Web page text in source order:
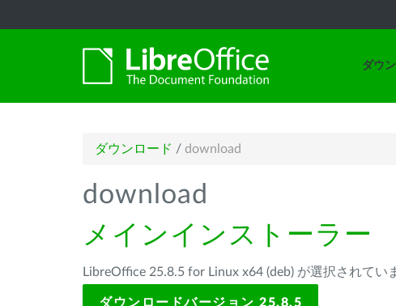
ダウ
ダウンロード / download
download
メインインストーラー
LibreOffice 25.8.5 for Linux x64 (deb) が選択されてい
ダウンロードバージョン 25.8.5